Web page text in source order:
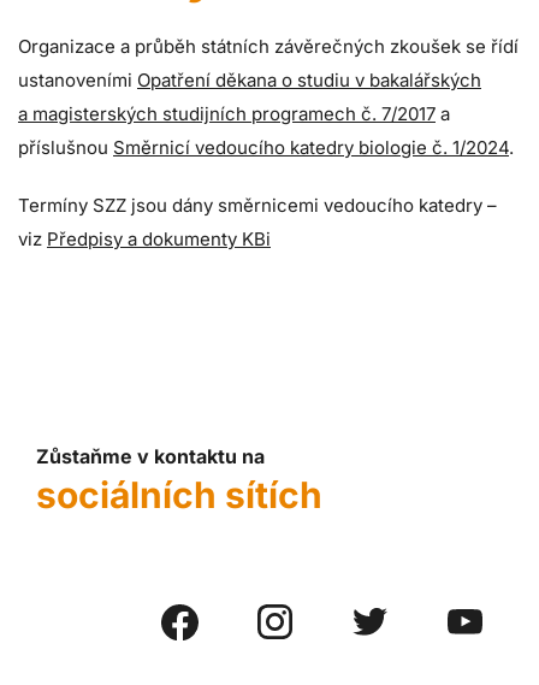
Organizace a průběh státních závěrečných zkoušek se řídí
ustanoveními Opatření děkana o studiu v bakalářských
a magisterských studijních programech č. 7/2017 a
příslušnou Směrnicí vedoucího katedry biologie č. 1/2024.
Termíny SZZ jsou dány směrnicemi vedoucího katedry –
viz Předpisy a dokumenty KBi
Zůstaňme v kontaktu na
sociálních sítích